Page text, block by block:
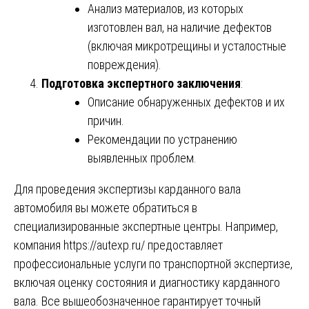
Анализ материалов, из которых
изготовлен вал, на наличие дефектов
(включая микротрещины и усталостные
повреждения).
Подготовка экспертного заключения:
Описание обнаруженных дефектов и их
причин.
Рекомендации по устранению
выявленных проблем.
Для проведения экспертизы карданного вала
автомобиля вы можете обратиться в
специализированные экспертные центры. Например,
компания https://autexp.ru/ предоставляет
профессиональные услуги по транспортной экспертизе,
включая оценку состояния и диагностику карданного
вала. Все вышеобозначенное гарантирует точный